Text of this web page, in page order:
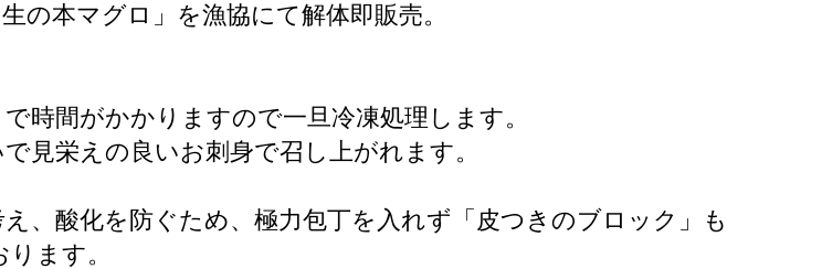
の本マグロ」を漁協にて解体即販売。
時間がかかりますので一旦冷凍処理します。
見栄えの良いお刺身で召し上がれます。
、酸化を防ぐため、極力包丁を入れず「皮つきのブロック」も
ます。